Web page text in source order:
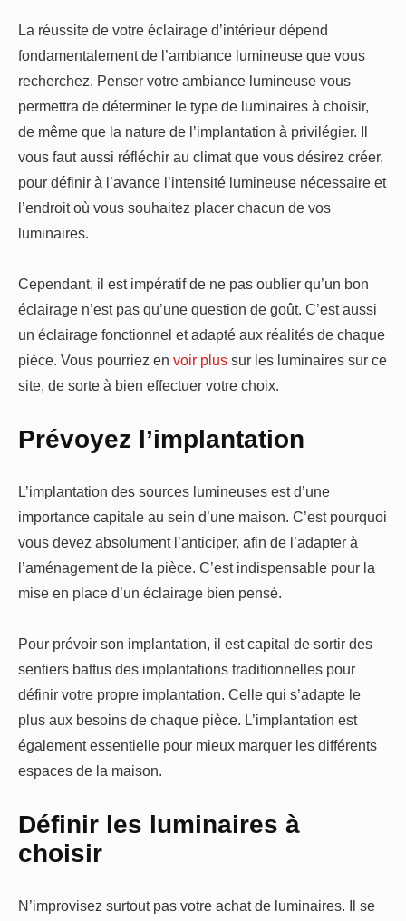
La réussite de votre éclairage d’intérieur dépend
fondamentalement de l’ambiance lumineuse que vous
recherchez. Penser votre ambiance lumineuse vous
permettra de déterminer le type de luminaires à choisir,
de même que la nature de l’implantation à privilégier. Il
vous faut aussi réfléchir au climat que vous désirez créer,
pour définir à l’avance l’intensité lumineuse nécessaire et
l’endroit où vous souhaitez placer chacun de vos
luminaires.
Cependant, il est impératif de ne pas oublier qu’un bon
éclairage n’est pas qu’une question de goût. C’est aussi
un éclairage fonctionnel et adapté aux réalités de chaque
pièce. Vous pourriez en voir plus sur les luminaires sur ce
site, de sorte à bien effectuer votre choix.
Prévoyez l’implantation
L’implantation des sources lumineuses est d’une
importance capitale au sein d’une maison. C’est pourquoi
vous devez absolument l’anticiper, afin de l’adapter à
l’aménagement de la pièce. C’est indispensable pour la
mise en place d’un éclairage bien pensé.
Pour prévoir son implantation, il est capital de sortir des
sentiers battus des implantations traditionnelles pour
définir votre propre implantation. Celle qui s’adapte le
plus aux besoins de chaque pièce. L’implantation est
également essentielle pour mieux marquer les différents
espaces de la maison.
Définir les luminaires à
choisir
N’improvisez surtout pas votre achat de luminaires. Il se